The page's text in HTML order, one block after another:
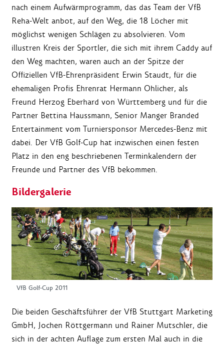
nach einem Aufwärmprogramm, das das Team der VfB
Reha-Welt anbot, auf den Weg, die 18 Löcher mit
möglichst wenigen Schlägen zu absolvieren. Vom
illustren Kreis der Sportler, die sich mit ihrem Caddy auf
den Weg machten, waren auch an der Spitze der
Offiziellen VfB-Ehrenpräsident Erwin Staudt, für die
ehemaligen Profis Ehrenrat Hermann Ohlicher, als
Freund Herzog Eberhard von Württemberg und für die
Partner Bettina Haussmann, Senior Manger Branded
Entertainment vom Turniersponsor Mercedes-Benz mit
dabei. Der VfB Golf-Cup hat inzwischen einen festen
Platz in den eng beschriebenen Terminkalendern der
Freunde und Partner des VfB bekommen.
Bildergalerie
VfB Golf-Cup 2011
Die beiden Geschäftsführer der VfB Stuttgart Marketing
GmbH, Jochen Röttgermann und Rainer Mutschler, die
sich in der achten Auflage zum ersten Mal auch in die